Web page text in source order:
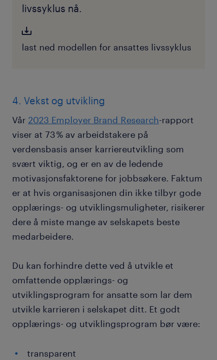
livssyklus nå.
last ned modellen for ansattes livssyklus
4. Vekst og utvikling
Vår 2023 Employer Brand Research-rapport
viser at 73 % av arbeidstakere på
verdensbasis anser karriereutvikling som
svært viktig, og er en av de ledende
motivasjonsfaktorene for jobbsøkere. Faktum
er at hvis organisasjonen din ikke tilbyr gode
opplærings- og utviklingsmuligheter, risikerer
dere å miste mange av selskapets beste
medarbeidere.
Du kan forhindre dette ved å utvikle et
omfattende opplærings- og
utviklingsprogram for ansatte som lar dem
utvikle karrieren i selskapet ditt. Et godt
opplærings- og utviklingsprogram bør være:
transparent